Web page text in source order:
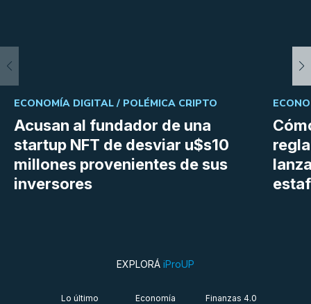
Acusan al fundador de una
startup NFT de desviar u$s10
millones provenientes de sus
inversores
ECONOMÍA DIGITAL / POLÉMICA CRIPTO
EXPLORÁ iProUP
Lo último
Economía
Finanzas 4.0